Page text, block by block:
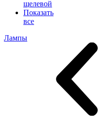
щелевой
Показать
все
Лампы